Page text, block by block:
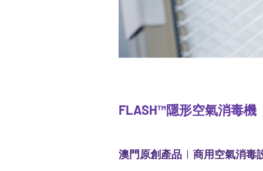
FLASH™隱形空氣消毒機
澳門原創產品 | 商用空氣消毒